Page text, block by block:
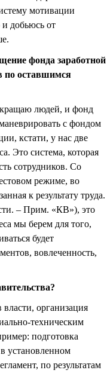
мотивации
добьюсь от
фонда заработной
по оставшимся
людей, и фонд
с фондом
кстати, у нас две
Это система, которая
сотрудников. Со
режиме, во
к результату труда.
– Прим. «КВ»), это
мы берем для того,
будет
вовлеченность,
организация
техническим
подготовка
установленном
по результатам